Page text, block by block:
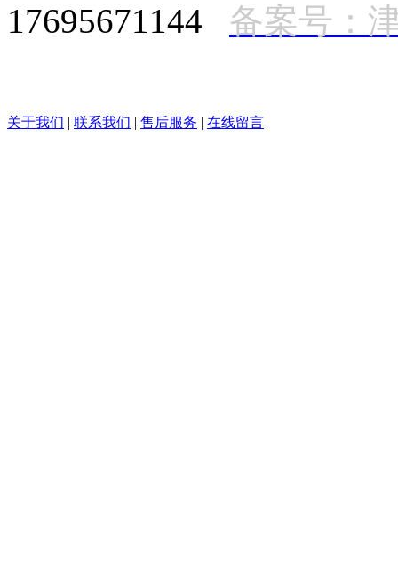
17695671144 备案号：
关于我们 | 联系我们 | 售后服务 | 在线留言